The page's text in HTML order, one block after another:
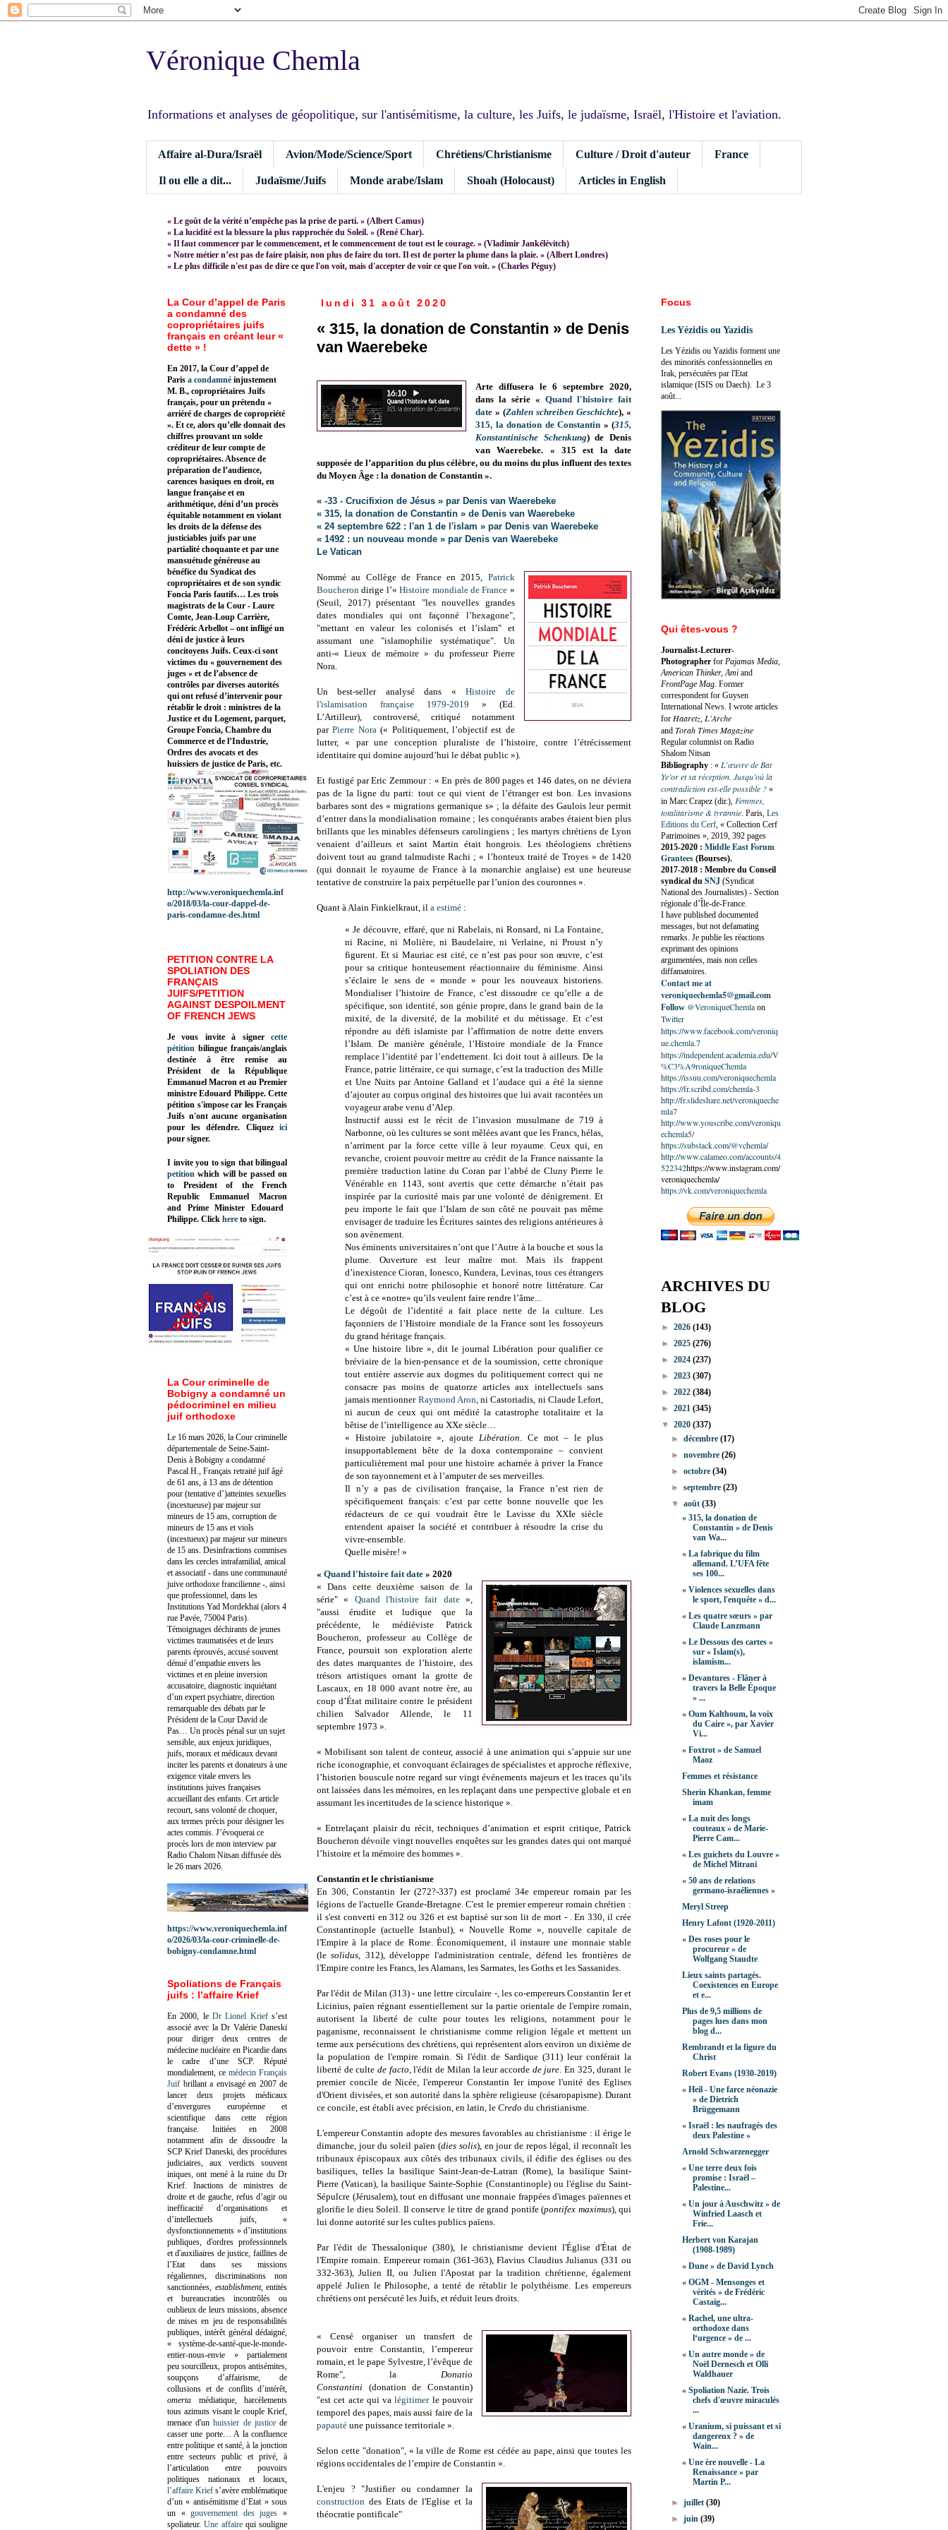
Véronique Chemla
Informations et analyses de géopolitique, sur l'antisémitisme, la culture, les Juifs, le judaïsme, Israël, l'Histoire et l'aviation.
Affaire al-Dura/Israël Avion/Mode/Science/Sport Chrétiens/Christianisme Culture / Droit d'auteur France
Il ou elle a dit... Judaïsme/Juifs Monde arabe/Islam Shoah (Holocaust) Articles in English
« Le goût de la vérité n’empêche pas la prise de parti. » (Albert Camus)
« La lucidité est la blessure la plus rapprochée du Soleil. » (René Char).
« Il faut commencer par le commencement, et le commencement de tout est le courage. » (Vladimir Jankélévitch)
« Notre métier n’est pas de faire plaisir, non plus de faire du tort. Il est de porter la plume dans la plaie. » (Albert Londres)
« Le plus difficile n'est pas de dire ce que l'on voit, mais d'accepter de voir ce que l'on voit. » (Charles Péguy)
lundi 31 août 2020
« 315, la donation de Constantin » de Denis
van Waerebeke
Arte diffusera le 6 septembre 2020,
dans la série «Quand l'histoire fait
date » (Zahlen schreiben Geschichte), «
315, la donation de Constantin » (315,
Konstantinische Schenkung) de Denis
van Waerebeke. « 315 est la date
supposée de l’apparition du plus célèbre, ou du moins du plus influent des textes
du Moyen Âge : la donation de Constantin ».
« -33 - Crucifixion de Jésus » par Denis van Waerebeke
« 315, la donation de Constantin » de Denis van Waerebeke
« 24 septembre 622 : l'an 1 de l'islam » par Denis van Waerebeke
« 1492 : un nouveau monde » par Denis van Waerebeke
Le Vatican
Nommé au Collège de France en 2015, Patrick
Boucheron dirige l’«Histoire mondiale de France »
(Seuil, 2017) présentant "les nouvelles grandes
dates mondiales qui ont façonné l’hexagone",
"mettant en valeur les colonisés et l’islam" et
assumant une "islamophilie systématique". Un
anti-« Lieux de mémoire » du professeur Pierre
Nora.
Un best-seller analysé dans «Histoire de
l'islamisation française 1979-2019 » (Ed.
L’Artilleur), controversé, critiqué notamment
parPierre Nora(« Politiquement, l’objectif est de
lutter, « par une conception pluraliste de l’histoire, contre l’étrécissement
identitaire qui domine aujourd’hui le débat public »).
Et fustigé par Eric Zemmour : « En près de 800 pages et 146 dates, on ne déviera
pas de la ligne du parti: tout ce qui vient de l’étranger est bon. Les invasions
barbares sont des « migrations germanique s» ; la défaite des Gaulois leur permit
d’entrer dans la mondialisation romaine ; les conquérants arabes étaient bien plus
brillants que les minables défenseurs carolingiens ; les martyrs chrétiens de Lyon
venaient d’ailleurs et saint Martin était hongrois. Les théologiens chrétiens
doivent tout au grand talmudiste Rachi ; « l’honteux traité de Troyes » de 1420
(qui donnait le royaume de France à la monarchie anglaise) est une heureuse
tentative de construire la paix perpétuelle par l’union des couronnes ».
Quant à Alain Finkielkraut, il a estimé :
« Je découvre, effaré, que ni Rabelais, ni Ronsard, ni La Fontaine,
ni Racine, ni Molière, ni Baudelaire, ni Verlaine, ni Proust n’y
figurent. Et si Mauriac est cité, ce n’est pas pour son œuvre, c’est
pour sa critique honteusement réactionnaire du féminisme. Ainsi
s’éclaire le sens de « monde » pour les nouveaux historiens.
Mondialiser l’histoire de France, c’est dissoudre ce qu’elle a de
spécifique, son identité, son génie propre, dans le grand bain de la
mixité, de la diversité, de la mobilité et du métissage. Et c’est
répondre au défi islamiste par l’affirmation de notre dette envers
l’Islam. De manière générale, l’Histoire mondiale de la France
remplace l’identité par l’endettement. Ici doit tout à ailleurs. De la
France, patrie littéraire, ce qui surnage, c’est la traduction des Mille
et Une Nuits par Antoine Galland et l’audace qui a été la sienne
d’ajouter au corpus original des histoires que lui avait racontées un
voyageur arabe venu d’Alep.
Instructif aussi est le récit de l’invasion musulmane de 719 à
Narbonne, où les cultures se sont mêlées avant que les Francs, hélas,
n’arriment par la force cette ville à leur royaume. Ceux qui, en
revanche, croient pouvoir mettre au crédit de la France naissante la
première traduction latine du Coran par l’abbé de Cluny Pierre le
Vénérable en 1143, sont avertis que cette démarche n’était pas
inspirée par la curiosité mais par une volonté de dénigrement. Et
peu importe le fait que l’Islam de son côté ne pouvait pas même
envisager de traduire les Écritures saintes des religions antérieures à
son avènement.
Nos éminents universitaires n’ont que l’Autre à la bouche et sous la
plume. Ouverture est leur maître mot. Mais ils frappent
d’inexistence Cioran, Ionesco, Kundera, Levinas, tous ces étrangers
qui ont enrichi notre philosophie et honoré notre littérature. Car
c’est à ce «notre» qu’ils veulent faire rendre l’âme...
Le dégoût de l’identité a fait place nette de la culture. Les
façonniers de l’Histoire mondiale de la France sont les fossoyeurs
du grand héritage français.
« Une histoire libre », dit le journal Libération pour qualifier ce
bréviaire de la bien-pensance et de la soumission, cette chronique
tout entière asservie aux dogmes du politiquement correct qui ne
consacre pas moins de quatorze articles aux intellectuels sans
jamais mentionner Raymond Aron, ni Castoriadis, ni Claude Lefort,
ni aucun de ceux qui ont médité la catastrophe totalitaire et la
bêtise de l’intelligence au XXe siècle…
« Histoire jubilatoire », ajoute Libération. Ce mot – le plus
insupportablement bête de la doxa contemporaine – convient
particulièrement mal pour une histoire acharnée à priver la France
de son rayonnement et à l’amputer de ses merveilles.
Il n’y a pas de civilisation française, la France n’est rien de
spécifiquement français: c’est par cette bonne nouvelle que les
rédacteurs de ce qui voudrait être le Lavisse du XXIe siècle
entendent apaiser la société et contribuer à résoudre la crise du
vivre-ensemble.
Quelle misère! »
« Quand l'histoire fait date » 2020
« Dans cette deuxième saison de la
série" « Quand l'histoire fait date»,
"aussi érudite et ludique que la
précédente, le médiéviste Patrick
Boucheron, professeur au Collège de
France, poursuit son exploration alerte
des dates marquantes de l’histoire, des
trésors artistiques ornant la grotte de
Lascaux, en 18 000 avant notre ère, au
coup d’État militaire contre le président
chilien Salvador Allende, le 11
septembre 1973 ».
« Mobilisant son talent de conteur, associé à une animation qui s’appuie sur une
riche iconographie, et convoquant éclairages de spécialistes et approche réflexive,
l’historien bouscule notre regard sur vingt événements majeurs et les traces qu’ils
ont laissées dans les mémoires, en les replaçant dans une perspective globale et en
assumant les incertitudes de la science historique ».
« Entrelaçant plaisir du récit, techniques d’animation et esprit critique, Patrick
Boucheron dévoile vingt nouvelles enquêtes sur les grandes dates qui ont marqué
l’histoire et la mémoire des hommes ».
Constantin et le christianisme
En 306, Constantin Ier (272?-337) est proclamé 34e empereur romain par les
légions de l'actuelle Grande-Bretagne. C'est le premier empereur romain chrétien :
il s'est converti en 312 ou 326 et est baptisé sur son lit de mort - .En 330, il crée
Constantinople (actuelle Istanbul),« Nouvelle Rome », nouvelle capitale de
l'Empire à la place de Rome.Économiquement, il instaure une monnaie stable
(lesolidus, 312), développe l'administration centrale, défend les frontières de
l'Empire contre les Francs, les Alamans, les Sarmates, les Goths et les Sassanides.
Par l'édit de Milan (313) - une lettre circulaire -, les co-empereurs Constantin Ier et
Licinius,païen régnant essentiellement sur la partie orientale de l'empire romain,
autorisent la liberté de culte pour toutes les religions, notamment pour le
paganisme, reconnaissent le christianisme comme religion légale et mettent un
terme aux persécutions des chrétiens, qui représentent alors environ un dixième de
la population de l'empire romain. Si l'édit de Sardique (311) leur conférait la
liberté de cultede facto, l'édit de Milan la leur accorde de jure. En 325, durant le
premier concile de Nicée, l'empereur Constantin Ier impose l'unité des Eglises
d'Orient divisées, et son autorité dans la sphère religieuse (césaropapisme). Durant
ce concile, est établi avec précision, en latin, le Credo du christianisme.
L'empereur Constantin adopte des mesures favorables au christianisme :il érigele
dimanche, jour du soleil païen (dies solis), en jour de repos légal, il reconnaît les
tribunaux épiscopaux aux côtés des tribunaux civils, il édifie des églises ou des
basiliques, telles la basilique Saint-Jean-de-Latran (Rome), la basilique Saint-
Pierre (Vatican), la basilique Sainte-Sophie (Constantinople) ou l'église du Saint-
Sépulcre (Jérusalem), tout en diffusant une monnaie frappées d'images païennes et
glorifie le dieu Soleil. Il conserve le titre de grand pontife (pontifex maximus), qui
lui donne autorité sur les cultes publics païens.
Par l'édit de Thessalonique (380), le christianisme devient l'Église d'État de
l'Empire romain. Empereur romain (361-363), Flavius Claudius Julianus (331 ou
332-363), Julien II, ou Julien l'Apostat par la tradition chrétienne, également
appelé Julien le Philosophe, a tenté de rétablir le polythéisme. Les empereurs
chrétiens ont persécuté les Juifs, et réduit leurs droits.
« Censé organiser un transfert de
pouvoir entre Constantin, l’empereur
romain, et le pape Sylvestre, l’évêque de
Rome", la Donatio
Constantini (donation de Constantin)
"est cet acte qui valégitimerle pouvoir
temporel des papes, mais aussi faire de la
papauté une puissance territoriale ».
Selon cette "donation", « la ville de Rome est cédée au pape, ainsi que toutes les
régions occidentales de l’empire de Constantin ».
L'enjeu ? "Justifier ou condamner la
construction des Etats de l'Eglise et la
théocratie pontificale"
La Cour d’appel de Paris
a condamné des
copropriétaires juifs
français en créant leur «
dette » !
En 2017, la Cour d’appel de
Paris a condamné injustement
M. B., copropriétaires Juifs
français, pour un prétendu «
arriéré de charges de copropriété
». Et ce, alors qu’elle donnait des
chiffres prouvant un solde
créditeur de leur compte de
copropriétaires. Absence de
préparation de l’audience,
carences basiques en droit, en
langue française et en
arithmétique, déni d’un procès
équitable notamment en violant
les droits de la défense des
justiciables juifs par une
partialité choquante et par une
mansuétude généreuse au
bénéfice du Syndicat des
copropriétaires et de son syndic
Foncia Paris fautifs… Les trois
magistrats de la Cour - Laure
Comte, Jean-Loup Carrière,
Frédéric Arbellot – ont infligé un
déni de justice à leurs
concitoyens Juifs. Ceux-ci sont
victimes du « gouvernement des
juges » et de l’absence de
contrôles par diverses autorités
qui ont refusé d’intervenir pour
rétablir le droit : ministres de la
Justice et du Logement, parquet,
Groupe Foncia, Chambre du
Commerce et de l’Industrie,
Ordres des avocats et des
huissiers de justice de Paris, etc.
http://www.veroniquechemla.inf
o/2018/03/la-cour-dappel-de-
paris-condamne-des.html
PETITION CONTRE LA
SPOLIATION DES
FRANÇAIS
JUIFS/PETITION
AGAINST DESPOILMENT
OF FRENCH JEWS
Je vous invite à signer cette
pétition bilingue français/anglais
destinée à être remise au
Président de la République
Emmanuel Macron et au Premier
ministre Edouard Philippe. Cette
pétition s'impose car les Français
Juifs n'ont aucune organisation
pour les défendre. Cliquez
ici
pour signer.
I invite you to sign that bilingual
petition which will be passed on
to President of the French
Republic Emmanuel Macron
and Prime Minister Edouard
Philippe. Click here to sign.
La Cour criminelle de
Bobigny a condamné un
pédocriminel en milieu
juif orthodoxe
Le 16 mars 2026, la Cour criminelle
départementale de Seine-Saint-
Denis à Bobigny a condamné
Pascal H., Français retraité juif âgé
de 61 ans, à 13 ans de détention
pour (tentative d’)atteintes sexuelles
(incestueuse) par majeur sur
mineurs de 15 ans, corruption de
mineurs de 15 ans et viols
(incestueux) par majeur sur mineurs
de 15 ans. Desinfractions commises
dans les cercles intrafamilial, amical
et associatif - dans une communauté
juive orthodoxe francilienne -, ainsi
que professionnel, dans les
Institutions Yad Mordekhaï (alors 4
rue Pavée, 75004 Paris).
Témoignages déchirants de jeunes
victimes traumatisées et de leurs
parents éprouvés, accusé souvent
dénué d’empathie envers les
victimes et en pleine inversion
accusatoire, diagnostic inquiétant
d’un expert psychiatre, direction
remarquable des débats par le
Président de la Cour David de
Pas… Un procès pénal sur un sujet
sensible, aux enjeux juridiques,
juifs, moraux et médicaux devant
inciter les parents et donateurs à une
exigence vitale envers les
institutions juives françaises
accueillant des enfants. Cet article
recourt, sans volonté de choquer,
aux termes précis pour désigner les
actes commis. J’évoquerai ce
procès lors de mon interview par
Radio Chalom Nitsan diffusée dès
le 26 mars 2026.
https://www.veroniquechemla.inf
o/2026/03/la-cour-criminelle-de-
bobigny-condamne.html
Spoliations de Français
juifs : l’affaire Krief
En 2000, le Dr Lionel Kriefs’est
associé avec la Dr Valérie Daneski
pour diriger deux centres de
médecine nucléaire en Picardie dans
le cadre d’une SCP. Réputé
mondialement, ce médecin Français
Juif brillant a envisagé en 2007 de
lancer deux projets médicaux
d’envergures européenne et
scientifique dans cette région
française. Initiées en 2008
notamment afin de dissoudre la
SCP Krief Daneski, des procédures
judiciaires, aux verdicts souvent
iniques, ont mené à la ruine du Dr
Krief. Inactions de ministres de
droite et de gauche, refus d’agir ou
inefficacité d’organisations et
d’intellectuels juifs, «
dysfonctionnements » d’institutions
publiques, d'ordres professionnels
et d'auxiliaires de justice, faillites de
l’Etat dans ses missions
régaliennes, discriminations non
sanctionnées, establishment, entités
et bureaucraties incontrôlés ou
oublieux de leurs missions, absence
de mises en jeu de responsabilités
publiques, intérêt général dédaigné,
« système-de-santé-que-le-monde-
entier-nous-envie » partialement
peu sourcilleux, propos antisémites,
soupçons d’affairisme, de
collusions et de conflits d’intérêt,
omerta médiatique, harcèlements
tous azimuts visant le couple Krief,
menace d'unhuissier de justicede
casser une porte… A la confluence
entre politique et santé, à la jonction
entre secteurs public et privé, à
l’articulation entre pouvoirs
politiques nationaux et locaux,
l’affaire Krief s’avère emblématique
d’un « antisémitisme d’Etat » sous
un «gouvernement des juges »
spoliateur.Une affairequi souligne
Focus
Les Yézidis ou Yazidis
Les Yézidis ou Yazidis forment une
des minorités confessionnelles en
Irak, persécutées par l'Etat
islamique (ISIS ou Daech). Le 3
août...
Qui êtes-vous ?
Journalist-Lecturer-
Photographer for Pajamas Media,
American Thinker, Ami and
FrontPage Mag. Former
correspondent for Guysen
International News. I wrote articles
for Haaretz, L'Arche
and Torah Times Magazine
Regular columnist on Radio
Shalom Nitsan
Bibliography : « L’œuvre de Bat
Ye’or et sa réception. Jusqu’où la
contradiction est-elle possible ? »
in Marc Crapez (dir.), Femmes,
totalitarisme & tyrannie. Paris, Les
Editions du Cerf, « Collection Cerf
Patrimoines », 2019, 392 pages
2015-2020 : Middle East Forum
Grantees (Bourses).
2017-2018 : Membre du Conseil
syndical du SNJ (Syndicat
National des Journalistes) - Section
régionale d’Île-de-France.
I have published documented
messages, but not defamating
remarks. Je publie les réactions
exprimant des opinions
argumentées, mais non celles
diffamatoires.
Contact me at
veroniquechemla5@gmail.com
Follow @VeroniqueChemlaon
Twitter
https://www.facebook.com/veroniq
ue.chemla.7
https://independent.academia.edu/V
%C3%A9roniqueChemla
https://issuu.com/veroniquechemla
https://fr.scribd.com/chemla-3
http://fr.slideshare.net/veroniqueche
mla7
http://www.youscribe.com/veroniqu
echemla5/
https://substack.com/@vchemla/
http://www.calameo.com/accounts/4
522342https://www.instagram.com/
veroniquechemla/
https://vk.com/veroniquechemla
ARCHIVES DU
BLOG
► 2026 (143)
► 2025 (276)
► 2024 (237)
► 2023 (307)
► 2022 (384)
► 2021 (345)
▼ 2020 (337)
►décembre(17)
►novembre(26)
►octobre(34)
►septembre(23)
▼août(33)
« 315, la donation de
Constantin » de Denis
van Wa...
« La fabrique du film
allemand. L’UFA fête
ses 100...
« Violences sexuelles dans
le sport, l'enquête » d...
« Les quatre sœurs » par
Claude Lanzmann
« Le Dessous des cartes »
sur « Islam(s),
islamism...
« Devantures - Flâner à
travers la Belle Époque
» ...
« Oum Kalthoum, la voix
du Caire », par Xavier
Vi...
« Foxtrot » de Samuel
Maoz
Femmes et résistance
Sherin Khankan, femme
imam
« La nuit des longs
couteaux » de Marie-
Pierre Cam...
« Les guichets du Louvre »
de Michel Mitrani
« 50 ans de relations
germano-israéliennes »
Meryl Streep
Henry Lafont (1920-2011)
« Des roses pour le
procureur » de
Wolfgang Staudte
Lieux saints partagés.
Coexistences en Europe
et e...
Plus de 9,5 millions de
pages lues dans mon
blog d...
Rembrandt et la figure du
Christ
Robert Evans (1930-2019)
« Heil - Une farce néonazie
» de Dietrich
Brüggemann
« Israël : les naufragés des
deux Palestine »
Arnold Schwarzenegger
« Une terre deux fois
promise : Israël –
Palestine...
« Un jour à Auschwitz » de
Winfried Laasch et
Frie...
Herbert von Karajan
(1908-1989)
« Dune » de David Lynch
« OGM - Mensonges et
vérités » de Frédéric
Castaig...
« Rachel, une ultra-
orthodoxe dans
l‘urgence » de ...
« Un autre monde » de
Noël Dernesch et Olli
Waldhauer
« Spoliation Nazie. Trois
chefs d'œuvre miraculés
...
« Uranium, si puissant et si
dangereux ? » de
Wain...
« Une ère nouvelle - La
Renaissance » par
Martin P...
►juillet(30)
►juin(39)